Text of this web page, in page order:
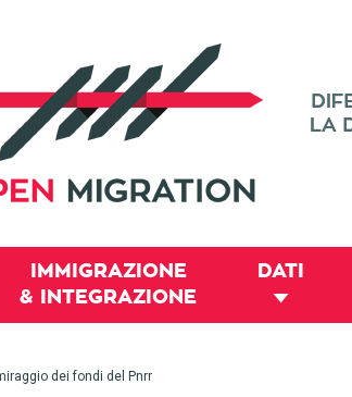
IMMIGRAZIONE
& INTEGRAZIONE
DATI
dei fondi del Pnrr